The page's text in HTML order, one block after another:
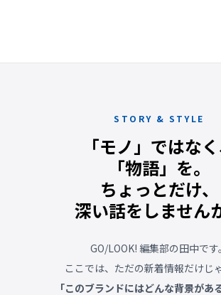
STORY & STYLE
「モノ」ではなく
「物語」を。
ちょっとだけ、
深い話をしません
GO/LOOK! 編集部の田中です。
ここでは、ただの新着情報だけじ
「このブランドにはどんな背景があ